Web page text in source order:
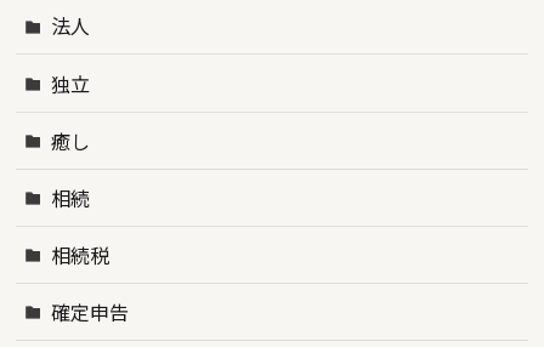
法人
独立
癒し
相続
相続税
確定申告